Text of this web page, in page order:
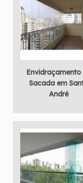
Envidraçamento
Sacada em
André